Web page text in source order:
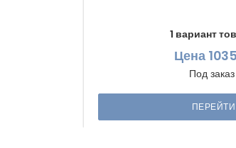
1 вариант
Цена 1035
Под заказ
ПЕРЕЙТИ